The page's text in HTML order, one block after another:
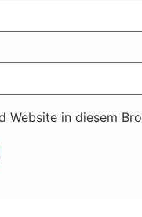
Website in diesem